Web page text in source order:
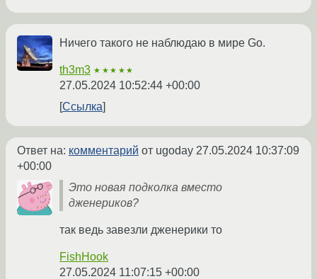
Ничего такого не наблюдаю в мире Go.
th3m3 ★★★★★
27.05.2024 10:52:44 +00:00
Ссылка
Ответ на: комментарий от ugoday 27.05.2024 10:37:09
+00:00
Это новая подколка вместо
дженериков?
так ведь завезли дженерики то
FishHook
27.05.2024 11:07:15 +00:00